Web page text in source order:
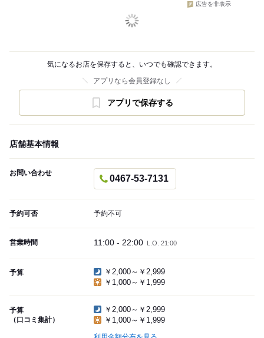
広告を非表示
気になるお店を保存すると、いつでも確認できます。
アプリなら会員登録なし
アプリで保存する
店舗基本情報
お問い合わせ
0467-53-7131
予約可否 予約不可
営業時間 11:00 - 22:00 L.O. 21:00
予算
￥2,000～￥2,999
￥1,000～￥1,999
予算
（口コミ集計）
￥2,000～￥2,999
￥1,000～￥1,999